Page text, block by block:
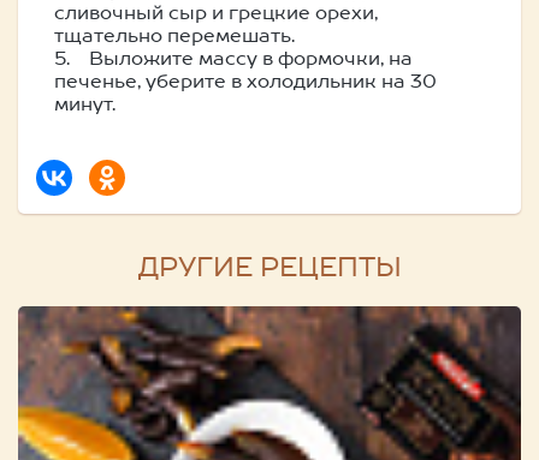
сливочный сыр и грецкие орехи,
тщательно перемешать.
5. Выложите массу в формочки, на
печенье, уберите в холодильник на 30
минут.
ДРУГИЕ РЕЦЕПТЫ